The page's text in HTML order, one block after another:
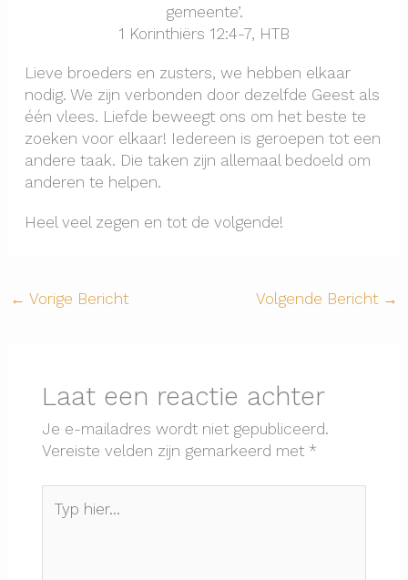
gemeente’.
1 Korinthiërs 12:4-7, HTB
Lieve broeders en zusters, we hebben elkaar
nodig. We zijn verbonden door dezelfde Geest als
één vlees. Liefde beweegt ons om het beste te
zoeken voor elkaar! Iedereen is geroepen tot een
andere taak. Die taken zijn allemaal bedoeld om
anderen te helpen.
Heel veel zegen en tot de volgende!
← Vorige Bericht Volgende Bericht →
Laat een reactie achter
Je e-mailadres wordt niet gepubliceerd.
Vereiste velden zijn gemarkeerd met *
hier...